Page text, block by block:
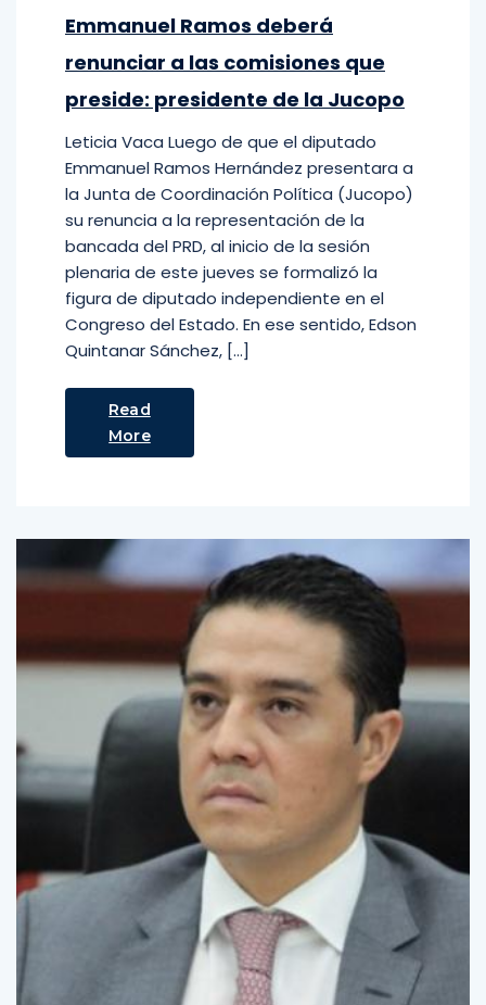
Emmanuel Ramos deberá
renunciar a las comisiones que
preside: presidente de la Jucopo
Leticia Vaca Luego de que el diputado
Emmanuel Ramos Hernández presentara a
la Junta de Coordinación Política (Jucopo)
su renuncia a la representación de la
bancada del PRD, al inicio de la sesión
plenaria de este jueves se formalizó la
figura de diputado independiente en el
Congreso del Estado. En ese sentido, Edson
Quintanar Sánchez, […]
Read
More